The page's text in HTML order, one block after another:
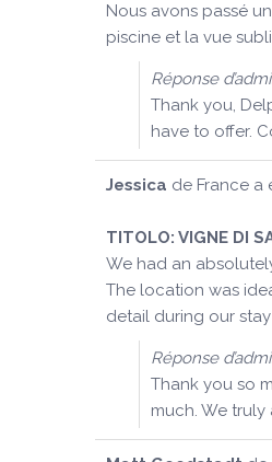
Nous avons passé
piscine et la vue
Réponse
Thank you,
have to offer.
Jessica de France a
TITOLO: VIGNE DI
We had an
The location was
detail during our
Réponse
Thank you so
much. We